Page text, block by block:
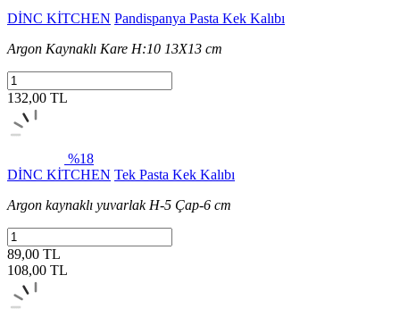
DİNC KİTCHEN Pandispanya Pasta Kek Kalıbı
Argon Kaynaklı Kare H:10 13X13 cm
132,00 TL
%18
DİNC KİTCHEN Tek Pasta Kek Kalıbı
Argon kaynaklı yuvarlak H-5 Çap-6 cm
89,00 TL
108,00 TL